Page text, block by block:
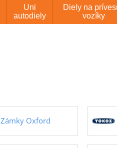
Uni
autodiely
Diely na
vozíky
Zámky Oxford